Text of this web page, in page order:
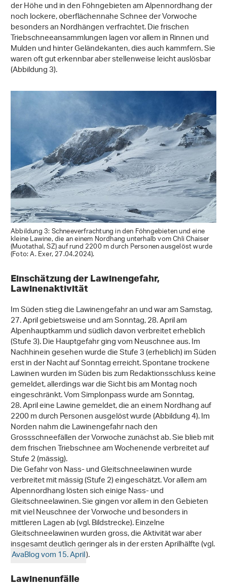
der Höhe und in den Föhngebieten am Alpennordhang der
noch lockere, oberflächennahe Schnee der Vorwoche
besonders an Nordhängen verfrachtet. Die frischen
Triebschneeansammlungen lagen vor allem in Rinnen und
Mulden und hinter Geländekanten, dies auch kammfern. Sie
waren oft gut erkennbar aber stellenweise leicht auslösbar
(Abbildung 3).
Abbildung 3: Schneeverfrachtung in den Föhngebieten und eine
kleine Lawine, die an einem Nordhang unterhalb vom Chli Chaiser
(Muotathal, SZ) auf rund 2200 m durch Personen ausgelöst wurde
(Foto: A. Exer, 27.04.2024).
Einschätzung der Lawinengefahr,
Lawinenaktivität
Im Süden stieg die Lawinengefahr an und war am Samstag,
27. April gebietsweise und am Sonntag, 28. April am
Alpenhauptkamm und südlich davon verbreitet erheblich
(Stufe 3). Die Hauptgefahr ging vom Neuschnee aus. Im
Nachhinein gesehen wurde die Stufe 3 (erheblich) im Süden
erst in der Nacht auf Sonntag erreicht. Spontane trockene
Lawinen wurden im Süden bis zum Redaktionsschluss keine
gemeldet, allerdings war die Sicht bis am Montag noch
eingeschränkt. Vom Simplonpass wurde am Sonntag,
28. April eine Lawine gemeldet, die an einem Nordhang auf
2200 m durch Personen ausgelöst wurde (Abbildung 4). Im
Norden nahm die Lawinengefahr nach den
Grossschneefällen der Vorwoche zunächst ab. Sie blieb mit
dem frischen Triebschnee am Wochenende verbreitet auf
Stufe 2 (mässig).
Die Gefahr von Nass- und Gleitschneelawinen wurde
verbreitet mit mässig (Stufe 2) eingeschätzt. Vor allem am
Alpennordhang lösten sich einige Nass- und
Gleitschneelawinen. Sie gingen vor allem in den Gebieten
mit viel Neuschnee der Vorwoche und besonders in
mittleren Lagen ab (vgl. Bildstrecke). Einzelne
Gleitschneelawinen wurden gross, die Aktivität war aber
insgesamt deutlich geringer als in der ersten Aprilhälfte (vgl.
AvaBlog vom 15. April).
Lawinenunfälle